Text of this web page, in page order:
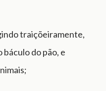
traiçõeiramente,
do pão, e